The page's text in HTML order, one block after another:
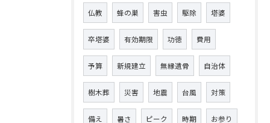
仏教 蜂の巣 害虫 駆除 塔婆
卒塔婆 有効期限 功徳 費用
予算 新規建立 無縁遺骨 自治体
樹木葬 災害 地震 台風 対策
備え 暑さ ピーク 時期 お参り